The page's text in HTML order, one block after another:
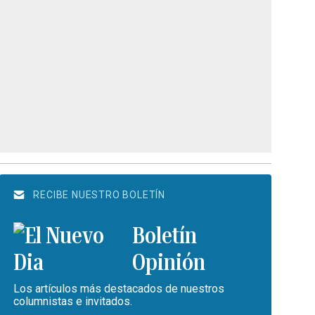
RECIBE NUESTRO BOLETÍN
Boletín
Opinión
Los artículos más destacados de nuestros
columnistas e invitados.